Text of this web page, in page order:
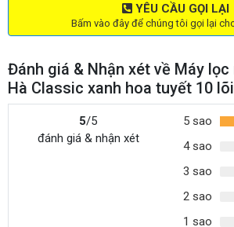
YÊU CẦU GỌI LẠI
Bấm vào đây để chúng tôi gọi lại
Đánh giá & Nhận xét về Máy lọc
Hà Classic xanh hoa tuyết 10
5/5
đánh giá & nhận xét
5 sao
4 sao
3 sao
2 sao
1 sao